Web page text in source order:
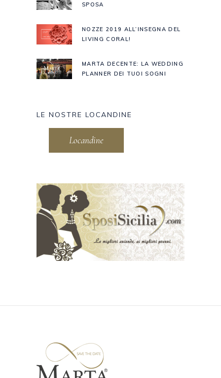
SPOSA
NOZZE 2019 ALL’INSEGNA DEL
LIVING CORAL!
MARTA DECENTE: LA WEDDING
PLANNER DEI TUOI SOGNI
LE NOSTRE LOCANDINE
Locandine